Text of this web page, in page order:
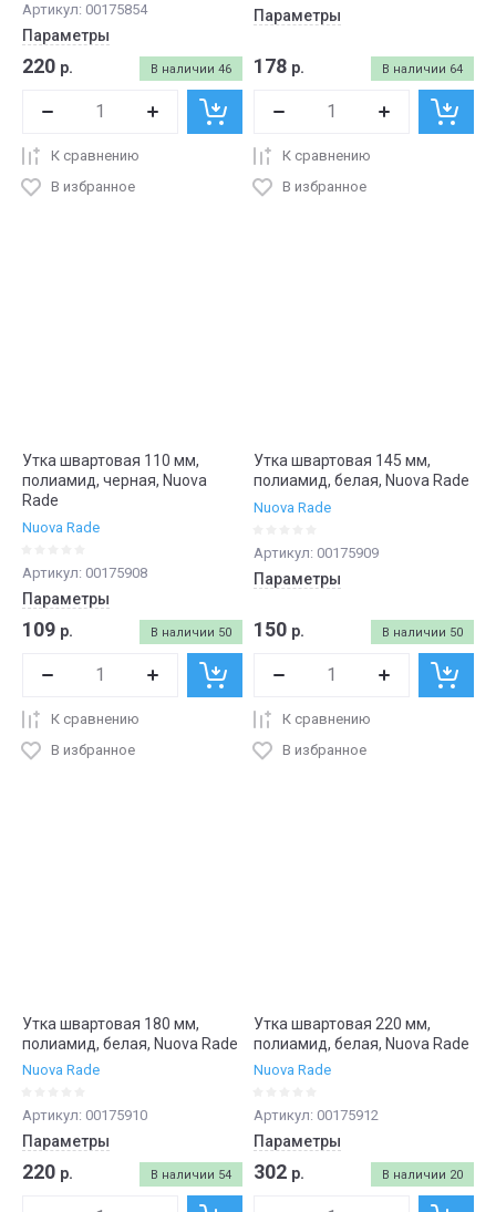
Артикул: 00175854
Параметры
В наличии 46
220 р.
К сравнению
В избранное
Параметры
В наличии 64
178 р.
К сравнению
В избранное
Утка швартовая 110 мм,
полиамид, черная, Nuova
Rade
Nuova Rade
Артикул: 00175908
Параметры
В наличии 50
109 р.
К сравнению
В избранное
Утка швартовая 145 мм,
полиамид, белая, Nuova Rade
Nuova Rade
Артикул: 00175909
Параметры
В наличии 50
150 р.
К сравнению
В избранное
Утка швартовая 180 мм,
полиамид, белая, Nuova Rade
Nuova Rade
Артикул: 00175910
Параметры
В наличии 54
220 р.
Утка швартовая 220 мм,
полиамид, белая, Nuova Rade
Nuova Rade
Артикул: 00175912
Параметры
В наличии 20
302 р.